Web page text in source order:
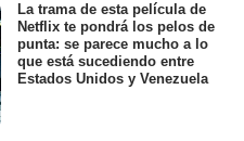
La trama de esta película de
Netflix te pondrá los pelos de
punta: se parece mucho a lo
que está sucediendo entre
Estados Unidos y Venezuela